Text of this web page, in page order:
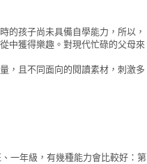
的孩子尚未具備自學能力，所以，
中獲得樂趣。對現代忙碌的父母來
，且不同面向的閱讀素材，刺激多
一年級，有幾種能力會比較好：第